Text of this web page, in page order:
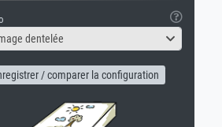
dentelée
/ comparer la configuration